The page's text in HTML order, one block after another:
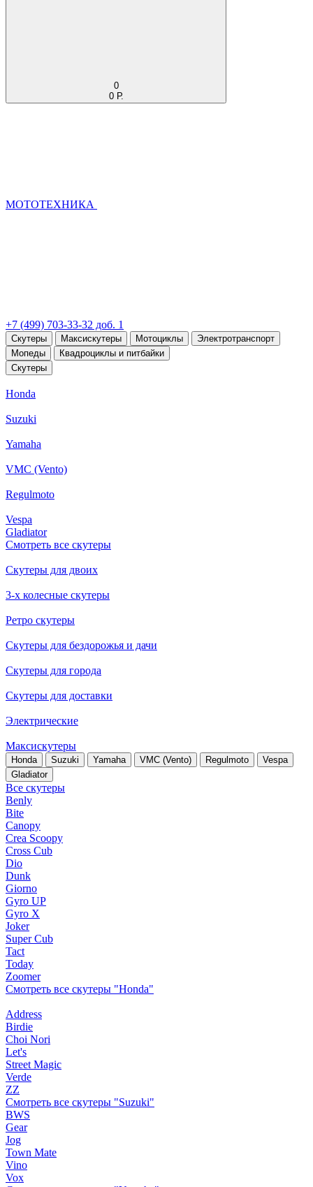
0
0 Р.
МОТОТЕХНИКА
+7 (499) 703-33-32 доб. 1
Скутеры Максискутеры Мотоциклы
Электротранспорт
Мопеды
Квадроциклы и питбайки
Скутеры
Honda
Suzuki
Yamaha
VMC (Vento)
Regulmoto
Vespa
Gladiator
Смотреть все скутеры
Скутеры для двоих
3-х колесные скутеры
Ретро скутеры
Скутеры для бездорожья и дачи
Скутеры для города
Скутеры для доставки
Электрические
Максискутеры
Honda Suzuki Yamaha VMC (Vento) Regulmoto
Vespa
Gladiator
Все скутеры
Benly
Bite
Canopy
Crea Scoopy
Cross Cub
Dio
Dunk
Giorno
Gyro UP
Gyro X
Joker
Super Cub
Tact
Today
Zoomer
Смотреть все скутеры "Honda"
Address
Birdie
Choi Nori
Let's
Street Magic
Verde
ZZ
Смотреть все скутеры "Suzuki"
BWS
Gear
Jog
Town Mate
Vino
Vox